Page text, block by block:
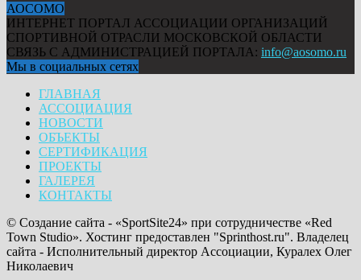
АОСОМО
ИНТЕРНЕТ ПОРТАЛ АССОЦИАЦИИ ОРГАНИЗАЦИЙ
СПОРТИВНОЙ ОТРАСЛИ МОСКОВСКОЙ ОБЛАСТИ
СВЯЗЬ С АДМИНИСТРАЦИЕЙ ПОРТАЛА: info@aosomo.ru
Мы в социальных сетях
ГЛАВНАЯ
АССОЦИАЦИЯ
НОВОСТИ
ОБЪЕКТЫ
СЕРТИФИКАЦИЯ
ПРОЕКТЫ
ГАЛЕРЕЯ
КОНТАКТЫ
© Создание сайта - «SportSite24» при сотрудничестве «Red
Town Studio». Хостинг предоставлен "Sprinthost.ru". Владелец
сайта - Исполнительный директор Ассоциации, Куралех Олег
Николаевич